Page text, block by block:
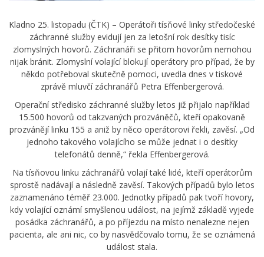
Kladno 25. listopadu (ČTK) – Operátoři tísňové linky středočeské
záchranné služby evidují jen za letošní rok desítky tisíc
zlomyslných hovorů. Záchranáři se přitom hovorům nemohou
nijak bránit. Zlomyslní volající blokují operátory pro případ, že by
někdo potřeboval skutečně pomoci, uvedla dnes v tiskové
zprávě mluvčí záchranářů Petra Effenbergerová.
Operační středisko záchranné služby letos již přijalo například
15.500 hovorů od takzvaných prozváněčů, kteří opakovaně
prozvánějí linku 155 a aniž by něco operátorovi řekli, zavěsí. „Od
jednoho takového volajícího se může jednat i o desítky
telefonátů denně,“ řekla Effenbergerová.
Na tísňovou linku záchranářů volají také lidé, kteří operátorům
sprostě nadávají a následně zavěsí. Takových případů bylo letos
zaznamenáno téměř 23.000. Jednotky případů pak tvoří hovory,
kdy volající oznámí smyšlenou událost, na jejímž základě vyjede
posádka záchranářů, a po příjezdu na místo nenalezne nejen
pacienta, ale ani nic, co by nasvědčovalo tomu, že se oznámená
událost stala.